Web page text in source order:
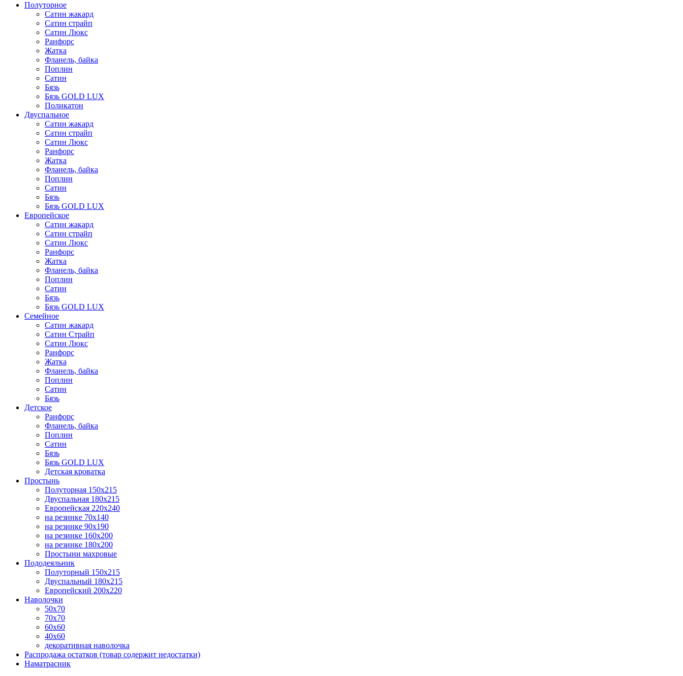
Полуторное
Сатин жакард
Сатин страйп
Сатин Люкс
Ранфорс
Жатка
Фланель, байка
Поплин
Сатин
Бязь
Бязь GOLD LUX
Поликатон
Двуспальное
Сатин жакард
Сатин страйп
Сатин Люкс
Ранфорс
Жатка
Фланель, байка
Поплин
Сатин
Бязь
Бязь GOLD LUX
Европейское
Сатин жакард
Сатин страйп
Сатин Люкс
Ранфорс
Жатка
Фланель, байка
Поплин
Сатин
Бязь
Бязь GOLD LUX
Семейное
Сатин жакард
Сатин Страйп
Сатин Люкс
Ранфорс
Жатка
Фланель, байка
Поплин
Сатин
Бязь
Детcкое
Ранфорс
Фланель, байка
Поплин
Сатин
Бязь
Бязь GOLD LUX
Детская кроватка
Простынь
Полуторная 150х215
Двуспальная 180х215
Европейская 220х240
на резинке 70х140
на резинке 90х190
на резинке 160х200
на резинке 180х200
Простыни махровые
Пододеяльник
Полуторный 150х215
Двуспальный 180х215
Европейский 200х220
Наволочки
50х70
70х70
60х60
40х60
декоративная наволочка
Распродажа остатков (товар содержит недостатки)
Наматрасник